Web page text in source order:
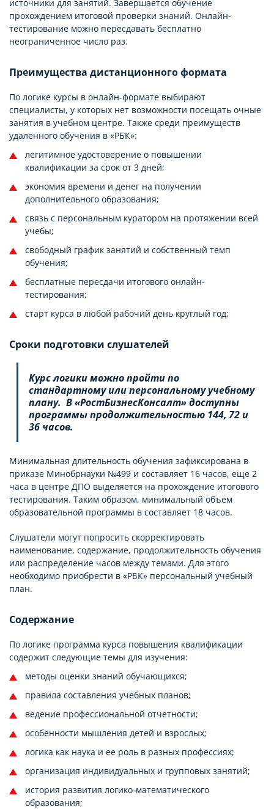
источники для занятий. Завершается обучение
прохождением итоговой проверки знаний. Онлайн-
тестирование можно пересдавать бесплатно
неограниченное число раз.
Преимущества дистанционного формата
По логике курсы в онлайн-формате выбирают
специалисты, у которых нет возможности посещать очные
занятия в учебном центре. Также среди преимуществ
удаленного обучения в «РБК»:
легитимное удостоверение о повышении
квалификации за срок от 3 дней;
экономия времени и денег на получении
дополнительного образования;
связь с персональным куратором на протяжении всей
учебы;
свободный график занятий и собственный темп
обучения;
бесплатные пересдачи итогового онлайн-
тестирования;
старт курса в любой рабочий день круглый год;
Сроки подготовки слушателей
Курс логики можно пройти по
стандартному или персональному учебному
плану. В «РостБизнесКонсалт» доступны
программы продолжительностью 144, 72 и
36 часов.
Минимальная длительность обучения зафиксирована в
приказе Минобрнауки №499 и составляет 16 часов, еще 2
часа в центре ДПО выделяется на прохождение итогового
тестирования. Таким образом, минимальный объем
образовательной программы в составляет 18 часов.
Слушатели могут попросить скорректировать
наименование, содержание, продолжительность обучения
или распределение часов между темами. Для этого
необходимо приобрести в «РБК» персональный учебный
план.
Содержание
По логике программа курса повышения квалификации
содержит следующие темы для изучения:
методы оценки знаний обучающихся;
правила составления учебных планов;
ведение профессиональной отчетности;
особенности мышления детей и взрослых;
логика как наука и ее роль в разных профессиях;
организация индивидуальных и групповых занятий;
история развития логико-математического
образования;